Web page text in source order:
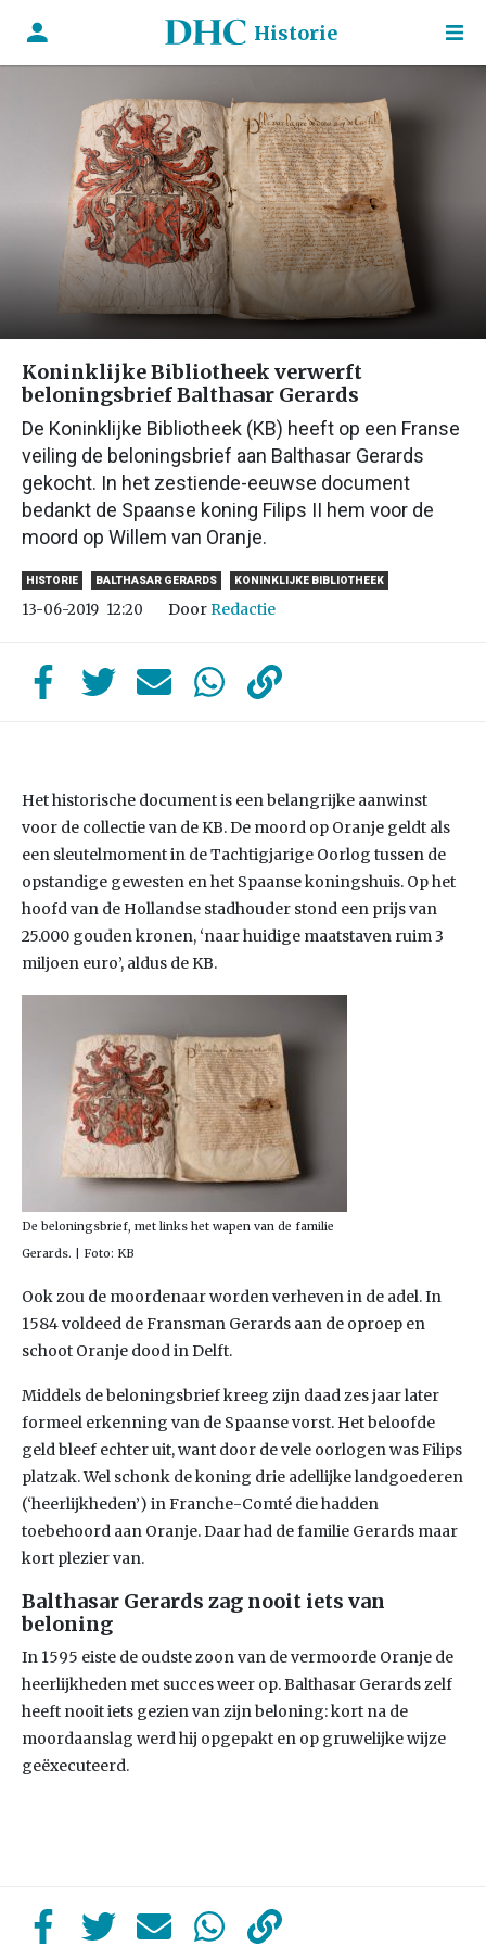
Historie
Koninklijke Bibliotheek verwerft
beloningsbrief Balthasar Gerards
De Koninklijke Bibliotheek (KB) heeft op een Franse
veiling de beloningsbrief aan Balthasar Gerards
gekocht. In het zestiende-eeuwse document
bedankt de Spaanse koning Filips II hem voor de
moord op Willem van Oranje.
HISTORIE BALTHASAR GERARDS KONINKLIJKE BIBLIOTHEEK
13-06-2019 12:20 DoorRedactie
Het historische document is een belangrijke aanwinst
voor de collectie van de KB. De moord op Oranje geldt als
een sleutelmoment in de Tachtigjarige Oorlog tussen de
opstandige gewesten en het Spaanse koningshuis. Op het
hoofd van de Hollandse stadhouder stond een prijs van
25.000 gouden kronen, ‘naar huidige maatstaven ruim 3
miljoen euro’, aldus de KB.
De beloningsbrief, met links het wapen van de familie
Gerards. | Foto: KB
Ook zou de moordenaar worden verheven in de adel. In
1584 voldeed de Fransman Gerards aan de oproep en
schoot Oranje dood in Delft.
Middels de beloningsbrief kreeg zijn daad zes jaar later
formeel erkenning van de Spaanse vorst. Het beloofde
geld bleef echter uit, want door de vele oorlogen was Filips
platzak. Wel schonk de koning drie adellijke landgoederen
(‘heerlijkheden’) in Franche-Comté die hadden
toebehoord aan Oranje. Daar had de familie Gerards maar
kort plezier van.
Balthasar Gerards zag nooit iets van
beloning
In 1595 eiste de oudste zoon van de vermoorde Oranje de
heerlijkheden met succes weer op. Balthasar Gerards zelf
heeft nooit iets gezien van zijn beloning: kort na de
moordaanslag werd hij opgepakt en op gruwelijke wijze
geëxecuteerd.